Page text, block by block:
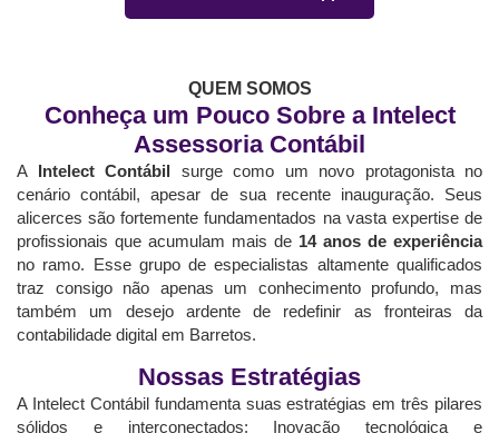
QUEM SOMOS
Conheça um Pouco Sobre a Intelect
Assessoria Contábil
A Intelect Contábil surge como um novo protagonista no
cenário contábil, apesar de sua recente inauguração. Seus
alicerces são fortemente fundamentados na vasta expertise de
profissionais que acumulam mais de 14 anos de experiência
no ramo. Esse grupo de especialistas altamente qualificados
traz consigo não apenas um conhecimento profundo, mas
também um desejo ardente de redefinir as fronteiras da
contabilidade digital em Barretos.
Nossas Estratégias
A Intelect Contábil fundamenta suas estratégias em três pilares
sólidos e interconectados: Inovação tecnológica e